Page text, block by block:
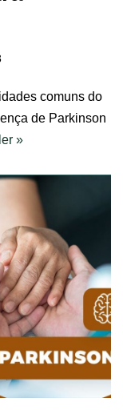
comuns do
de Parkinson
»